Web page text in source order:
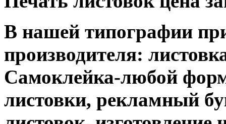
В нашей типографии
производителя:
Самоклейка-любой
листовки, рекламный